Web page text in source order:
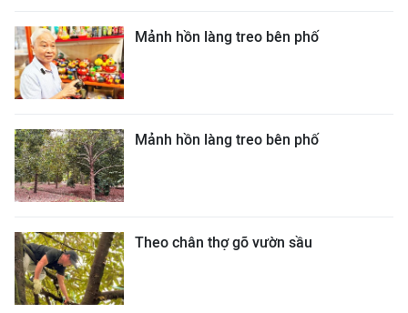
Mảnh hồn làng treo bên phố
Mảnh hồn làng treo bên phố
Theo chân thợ gõ vườn sầu